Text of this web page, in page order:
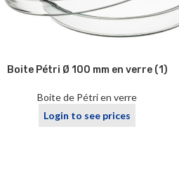
Boite Pétri Ø 100 mm en verre (1)
Boite de Pétri en verre
Login to see prices